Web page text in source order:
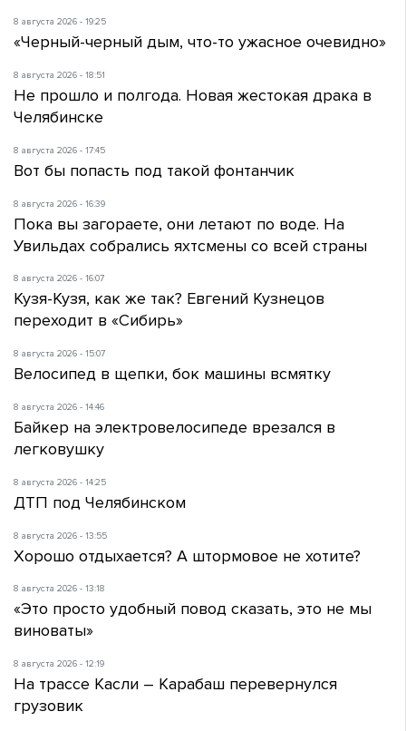
8 августа 2026 - 19:25
«Черный-черный дым, что-то ужасное очевидно»
8 августа 2026 - 18:51
Не прошло и полгода. Новая жестокая драка в
Челябинске
8 августа 2026 - 17:45
Вот бы попасть под такой фонтанчик
8 августа 2026 - 16:39
Пока вы загораете, они летают по воде. На
Увильдах собрались яхтсмены со всей страны
8 августа 2026 - 16:07
Кузя-Кузя, как же так? Евгений Кузнецов
переходит в «Сибирь»
8 августа 2026 - 15:07
Велосипед в щепки, бок машины всмятку
8 августа 2026 - 14:46
Байкер на электровелосипеде врезался в
легковушку
8 августа 2026 - 14:25
ДТП под Челябинском
8 августа 2026 - 13:55
Хорошо отдыхается? А штормовое не хотите?
8 августа 2026 - 13:18
«Это просто удобный повод сказать, это не мы
виноваты»
8 августа 2026 - 12:19
На трассе Касли – Карабаш перевернулся
грузовик